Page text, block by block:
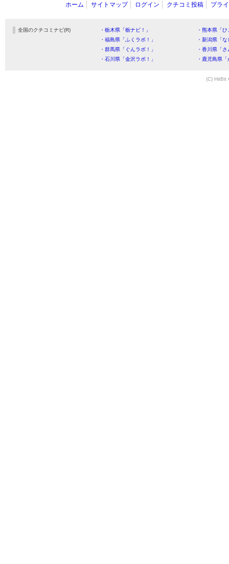
ホーム サイトマップ ログイン クチコミ投稿 プラ
全国のクチコミナビ(R) ・栃木県「栃ナビ！」
・熊本県「
・福島県「ふくラボ！」
・新潟県「
・群馬県「ぐんラボ！」
・香川県「
・石川県「金沢ラボ！」
・鹿児島県
(C) HitBit